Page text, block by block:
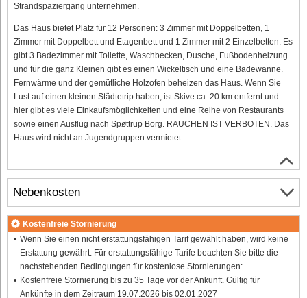
Strandspaziergang unternehmen.
Das Haus bietet Platz für 12 Personen: 3 Zimmer mit Doppelbetten, 1
Zimmer mit Doppelbett und Etagenbett und 1 Zimmer mit 2 Einzelbetten. Es
gibt 3 Badezimmer mit Toilette, Waschbecken, Dusche, Fußbodenheizung
und für die ganz Kleinen gibt es einen Wickeltisch und eine Badewanne.
Fernwärme und der gemütliche Holzofen beheizen das Haus. Wenn Sie
Lust auf einen kleinen Städtetrip haben, ist Skive ca. 20 km entfernt und
hier gibt es viele Einkaufsmöglichkeiten und eine Reihe von Restaurants
sowie einen Ausflug nach Spøttrup Borg. RAUCHEN IST VERBOTEN. Das
Haus wird nicht an Jugendgruppen vermietet.
Nebenkosten
Kostenfreie Stornierung
Wenn Sie einen nicht erstattungsfähigen Tarif gewählt haben, wird keine
Erstattung gewährt. Für erstattungsfähige Tarife beachten Sie bitte die
nachstehenden Bedingungen für kostenlose Stornierungen:
Kostenfreie Stornierung bis zu 35 Tage vor der Ankunft. Gültig für
Ankünfte in dem Zeitraum 19.07.2026 bis 02.01.2027